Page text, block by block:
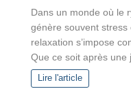
Dans un monde où le
génère souvent
relaxation s’impose
Que ce soit après une
Lire l'article